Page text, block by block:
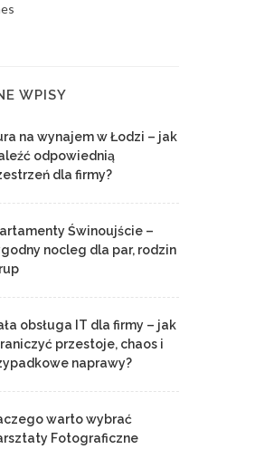
WPISY
na wynajem w Łodzi – jak
odpowiednią
dla firmy?
Świnoujście –
nocleg dla par, rodzin
obsługa IT dla firmy – jak
przestoje, chaos i
naprawy?
warto wybrać
Fotograficzne